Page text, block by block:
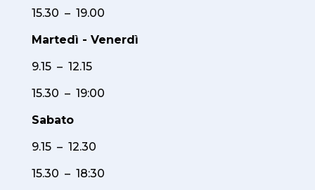
15.30 – 19.00
Martedì - Venerdì
9.15 – 12.15
15.30 – 19:00
Sabato
9.15 – 12.30
15.30 – 18:30